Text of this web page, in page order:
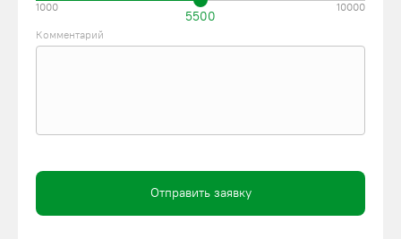
5500
1000 10000
Комментарий
Отправить заявку